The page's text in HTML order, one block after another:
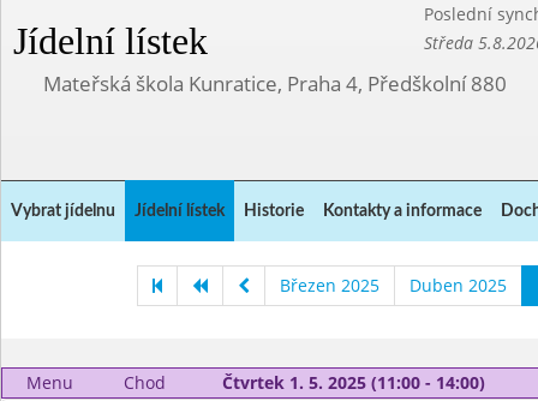
Jídelní lístek
Poslední
Středa
Mateřská škola Kunratice, Praha 4, Předškolní 880
Vybrat jídelnu Jídelní lístek Historie Kontakty a informace
Březen 2025 Duben 2025
Menu Chod Čtvrtek 1. 5. 2025 (11:00 - 14:00)